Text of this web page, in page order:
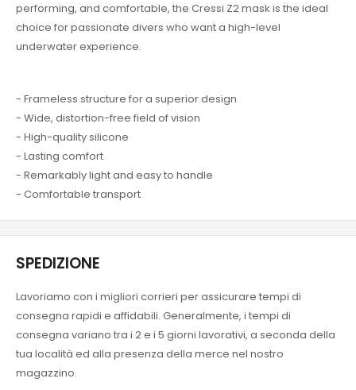
performing, and comfortable, the Cressi Z2 mask is the ideal
choice for passionate divers who want a high-level
underwater experience.
- Frameless structure for a superior design
- Wide, distortion-free field of vision
- High-quality silicone
- Lasting comfort
- Remarkably light and easy to handle
- Comfortable transport
SPEDIZIONE
Lavoriamo con i migliori corrieri per assicurare tempi di
consegna rapidi e affidabili. Generalmente, i tempi di
consegna variano tra i 2 e i 5 giorni lavorativi, a seconda della
tua località ed alla presenza della merce nel nostro
magazzino.